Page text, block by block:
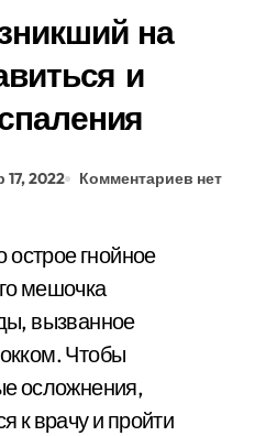
на
и
17, 2022 Комментариев нет
мешочка
вызванное
Чтобы
осложнения,
к врачу и пройти